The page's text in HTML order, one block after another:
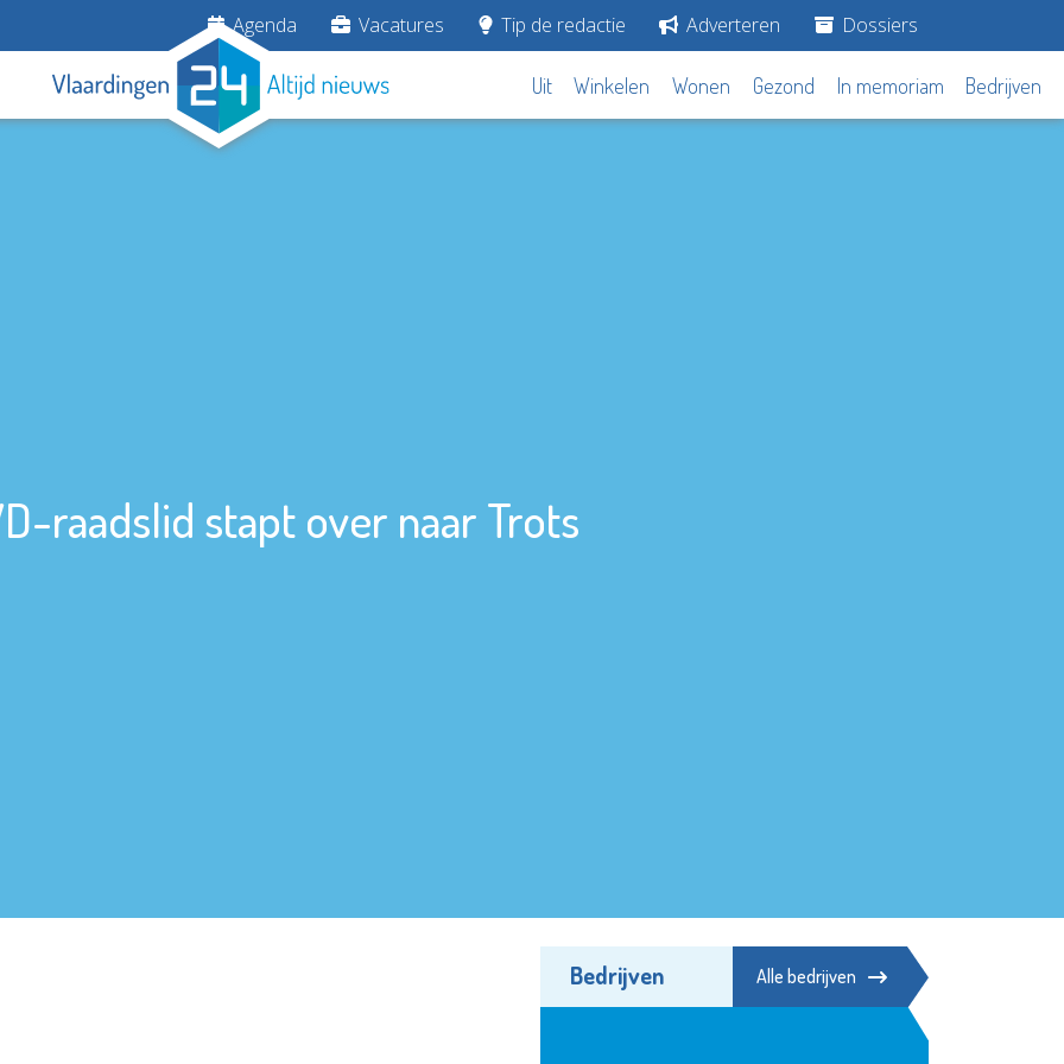
Agenda Vacatures Tip de redactie Adverteren Dossiers
Uit Winkelen Wonen Gezond In memoriam Bedrijven
raadslid stapt over naar Trots
Bedrijven Alle bedrijven